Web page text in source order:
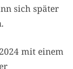
sich später
mit einem